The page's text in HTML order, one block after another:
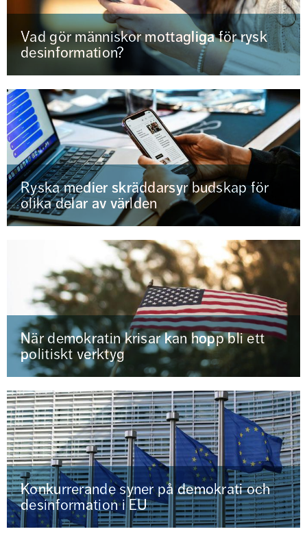
Vad gör människor mottagliga för rysk
desinformation?
Ryska medier skräddarsyr budskap för
olika delar av världen
När demokratin krisar kan hopp bli ett
politiskt verktyg
Konkurrerande syner på demokrati och
desinformation i EU